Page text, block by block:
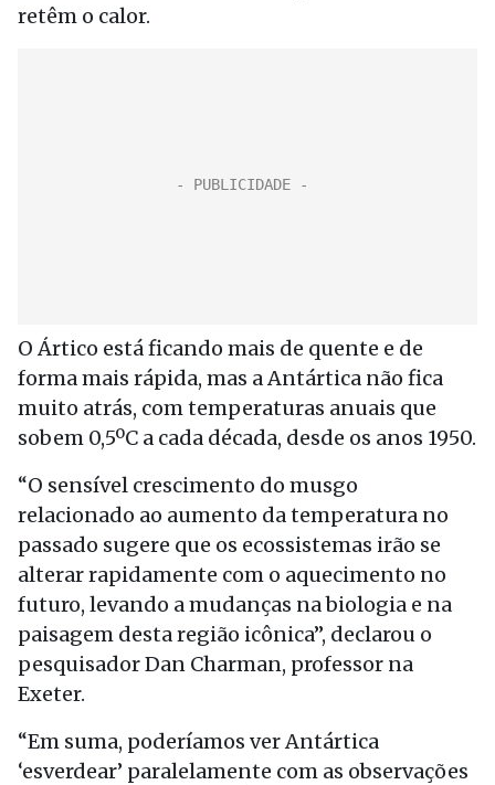
retêm o calor.
O Ártico está ficando mais de quente e de
forma mais rápida, mas a Antártica não fica
muito atrás, com temperaturas anuais que
sobem 0,5ºC a cada década, desde os anos 1950.
“O sensível crescimento do musgo
relacionado ao aumento da temperatura no
passado sugere que os ecossistemas irão se
alterar rapidamente com o aquecimento no
futuro, levando a mudanças na biologia e na
paisagem desta região icônica”, declarou o
pesquisador Dan Charman, professor na
Exeter.
“Em suma, poderíamos ver Antártica
‘esverdear’ paralelamente com as observações